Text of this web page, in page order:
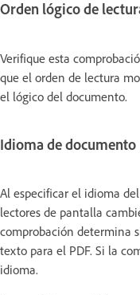
Orden lógico de
Verifique esta
que el orden de lectura
el lógico del documento.
Idioma de documento
Al especificar el idioma
lectores de pantalla
comprobación determina
texto para el PDF. Si la
idioma.